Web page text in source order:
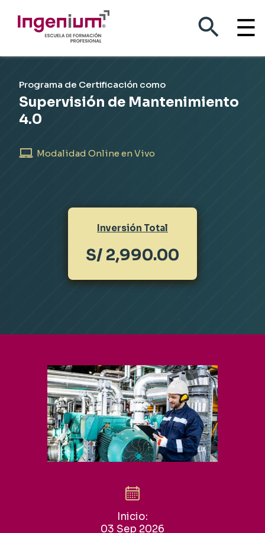
☰
Supervisión de
Mantenimiento 4.0
Programa de Certificación como
Supervisión de Mantenimiento
4.0
Modalidad Online en Vivo
Inversión Total
S/ 2,990.00
Inicio:
03 Sep 2026